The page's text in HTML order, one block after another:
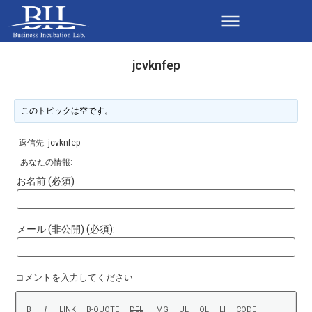
jcvknfep
このトピックは空です。
返信先: jcvknfep
あなたの情報:
お名前 (必須)
メール (非公開) (必須):